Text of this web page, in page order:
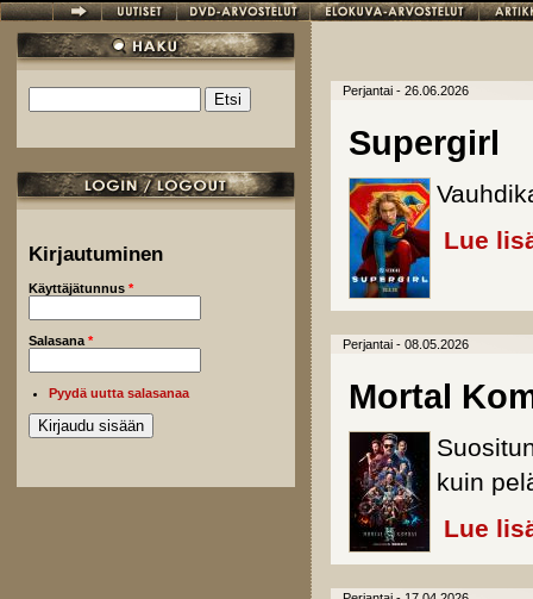
Hakulomake
Kirjautuminen
Käyttäjätunnus *
Salasana *
Pyydä uutta salasanaa
Perjantai - 26.06.2026
Supergirl
Lue
Perjantai - 08.05.2026
Mortal
kuin
Lue